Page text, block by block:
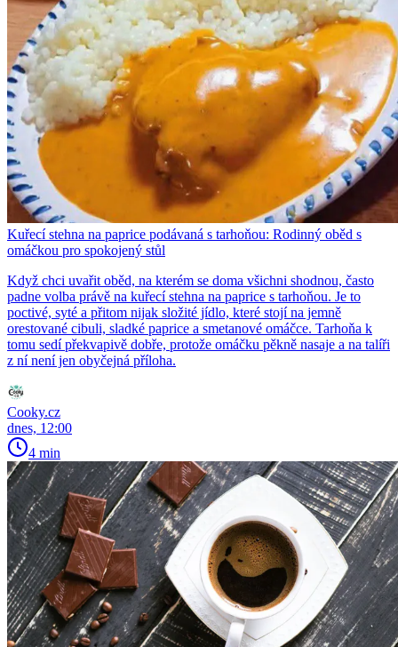
Kuřecí stehna na paprice podávaná s tarhoňou: Rodinný oběd s
omáčkou pro spokojený stůl
Když chci uvařit oběd, na kterém se doma všichni shodnou, často
padne volba právě na kuřecí stehna na paprice s tarhoňou. Je to
poctivé, syté a přitom nijak složité jídlo, které stojí na jemně
orestované cibuli, sladké paprice a smetanové omáčce. Tarhoňa k
tomu sedí překvapivě dobře, protože omáčku pěkně nasaje a na talíři
z ní není jen obyčejná příloha.
Cooky.cz
dnes, 12:00
4 min